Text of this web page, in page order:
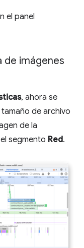
el panel
de imágenes
, ahora se
de archivo
de la
segmento Red.